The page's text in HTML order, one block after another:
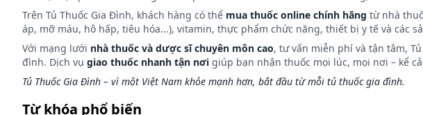
Cách dùng
Uống trong hoặc sau bữa ăn hoặc theo sự chỉ định của bác sĩ.
Liều dùng
Trên Tủ Thuốc Gia Đình, khách hàng có thể mua thuốc online chính hãng từ nhà
áp, mỡ máu, hô hấp, tiêu hóa...), vitamin, thực phẩm chức năng, thiết bị y tế và các
Với mạng lưới nhà thuốc và dược sĩ chuyên môn cao, tư vấn miễn phí và tận tâm,
đình. Dịch vụ giao thuốc nhanh tận nơi giúp bạn nhận thuốc mọi lúc, mọi nơi – kể
Tủ Thuốc Gia Đình – vì một Việt Nam khỏe mạnh hơn, bắt đầu từ mỗi tủ thuốc gia đình.
Từ khóa phổ biến